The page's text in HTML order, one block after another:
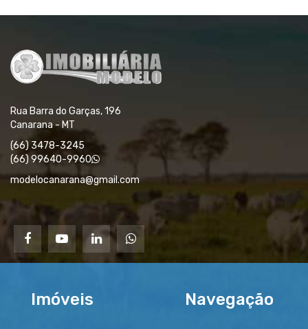
Rua Barra do Garças, 196
Canarana - MT
(66) 3478-3245
(66) 99640-9960
modelocanarana@gmail.com
Imóveis Navegação